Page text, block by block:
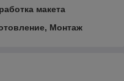
макета
Монтаж